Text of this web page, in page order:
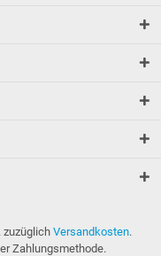
zuzüglich Versandkosten.
Zahlungsmethode.